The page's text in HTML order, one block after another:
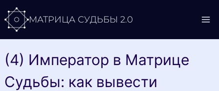
Перейти
содержимому
МАТРИЦА СУДЬБЫ 2.0
(4) Император в Матрице
Судьбы: как вывести